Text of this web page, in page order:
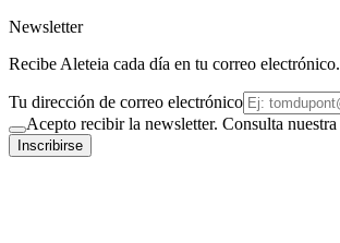
Newsletter
Recibe Aleteia cada día en tu correo electrónico.
Tu dirección de correo electrónico
Acepto recibir la newsletter. Consulta nuestra
Inscribirse